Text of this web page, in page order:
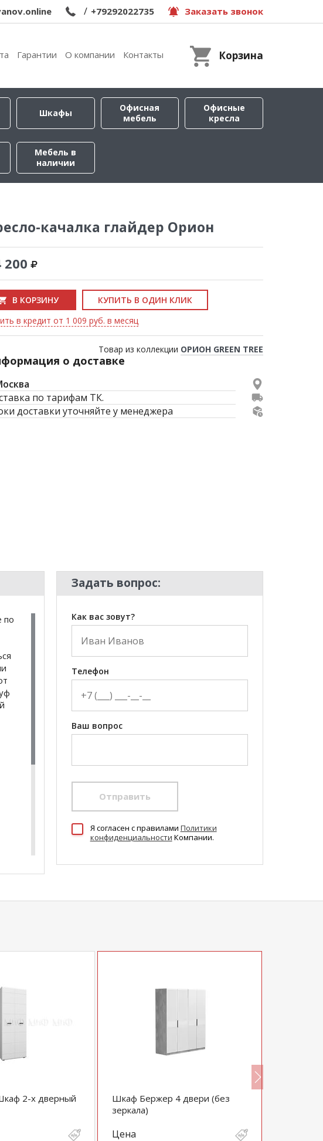
/ +79292022735 Заказать звонок
Гарантии О компании Контакты Корзина
Шкафы
Офисная
мебель
Офисные
кресла
Мебель в
наличии
качалка глайдер Орион
200
В КОРЗИНУ
КУПИТЬ В ОДИН КЛИК
в кредит от 1 009 руб. в месяц
Товар из коллекции ОРИОН GREEN TREE
о доставке
по тарифам ТК.
доставки уточняйте у менеджера
по
Задать вопрос:
Как вас зовут?
Телефон
Ваш вопрос
Отправить
Я согласен c правилами Политики
конфиденциальности Компании.
2-х дверный
Шкаф Бержер 4 двери (без
зеркала)
Цена